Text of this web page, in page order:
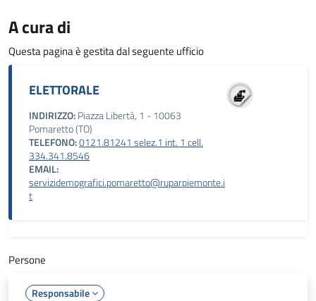
A cura di
Questa pagina è gestita dal seguente ufficio
ELETTORALE
INDIRIZZO:Piazza Libertà, 1 - 10063
Pomaretto (TO)
TELEFONO:0121.81241 selez.1 int. 1 cell.
334.341.8546
EMAIL:
servizidemografici.pomaretto@ruparpiemonte.i
t
Persone
Responsabile